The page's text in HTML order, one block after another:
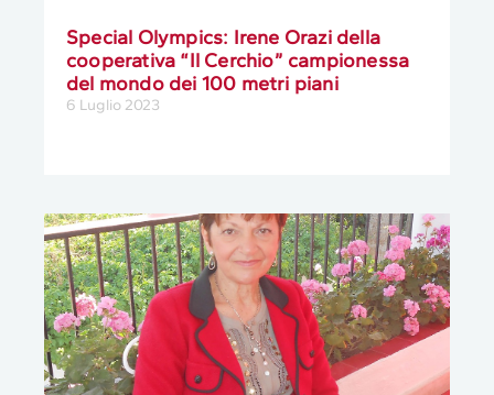
Special Olympics: Irene Orazi della
cooperativa “Il Cerchio” campionessa
del mondo dei 100 metri piani
6 Luglio 2023